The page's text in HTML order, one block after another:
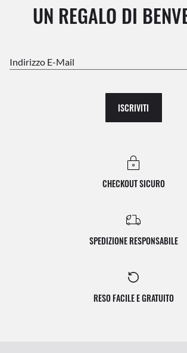
UN REGALO DI
Indirizzo E-Mail
ISCRIVITI
CHECKOUT SICURO
SPEDIZIONE RESPONSABILE
RESO FACILE E GRATUITO